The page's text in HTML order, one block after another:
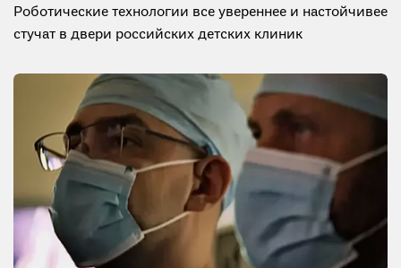
Роботические технологии все увереннее и настойчивее
стучат в двери российских детских клиник